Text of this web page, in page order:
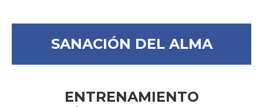
SANACIÓN DEL ALMA
ENTRENAMIENTO